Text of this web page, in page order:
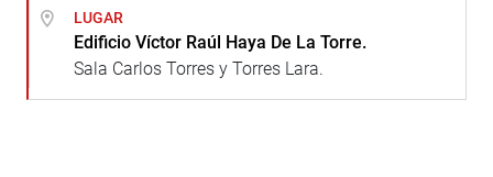
LUGAR
Edificio Víctor Raúl Haya De La Torre.
Sala Carlos Torres y Torres Lara.